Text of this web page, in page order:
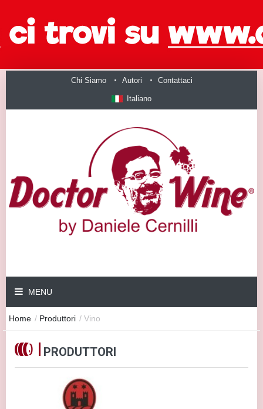
Chi Siamo Autori Contattaci
Italiano
MENU
Home / Produttori / Vino
PRODUTTORI